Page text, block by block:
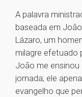
A palavra
baseada em
Lázaro, um
milagre efetuado
João me
jornada; ele
evangelho que